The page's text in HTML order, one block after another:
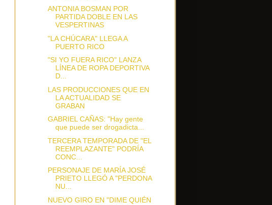
ANTONIA BOSMAN POR
PARTIDA DOBLE EN LAS
VESPERTINAS
"LA CHÚCARA" LLEGA A
PUERTO RICO
"SI YO FUERA RICO" LANZA
LÍNEA DE ROPA DEPORTIVA
D...
LAS PRODUCCIONES QUE EN
LA ACTUALIDAD SE
GRABAN
GABRIEL CAÑAS: "Hay gente
que puede ser drogadicta...
TERCERA TEMPORADA DE "EL
REEMPLAZANTE" PODRÍA
CONC...
PERSONAJE DE MARÍA JOSÉ
PRIETO LLEGÓ A "PERDONA
NU...
NUEVO GIRO EN "DIME QUIÉN